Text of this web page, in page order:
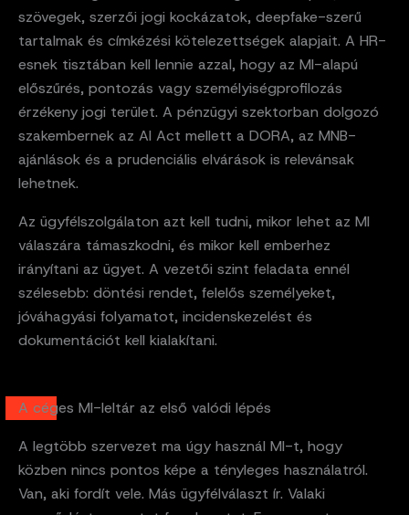
szövegek, szerzői jogi kockázatok, deepfake-szerű
tartalmak és címkézési kötelezettségek alapjait. A HR-
esnek tisztában kell lennie azzal, hogy az MI-alapú
előszűrés, pontozás vagy személyiségprofilozás
érzékeny jogi terület. A pénzügyi szektorban dolgozó
szakembernek az AI Act mellett a DORA, az MNB-
ajánlások és a prudenciális elvárások is relevánsak
lehetnek.
Az ügyfélszolgálaton azt kell tudni, mikor lehet az MI
válaszára támaszkodni, és mikor kell emberhez
irányítani az ügyet. A vezetői szint feladata ennél
szélesebb: döntési rendet, felelős személyeket,
jóváhagyási folyamatot, incidenskezelést és
dokumentációt kell kialakítani.
A céges MI-leltár az első valódi lépés
A legtöbb szervezet ma úgy használ MI-t, hogy
közben nincs pontos képe a tényleges használatról.
Van, aki fordít vele. Más ügyfélválaszt ír. Valaki